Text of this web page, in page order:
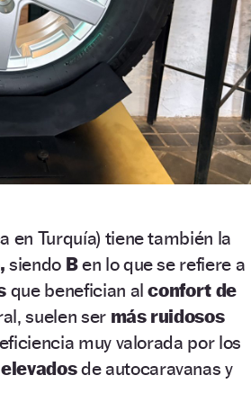
en Turquía) tiene también la
siendo Ben lo que se refiere a
que benefician alconfort de
suelen ser más ruidosos
muy valorada por los
de autocaravanas y